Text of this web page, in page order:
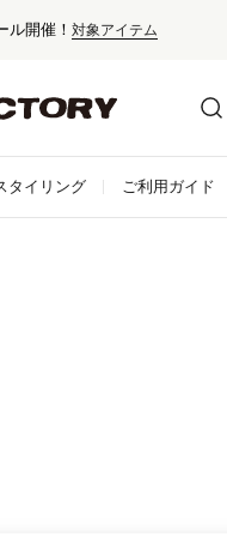
ル開催！ 対象アイテム
タイリング ご利用ガイド